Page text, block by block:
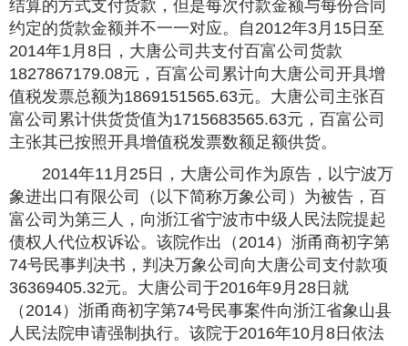
结算的方式支付货款，但是每次付款金额与每份合同
约定的货款金额并不一一对应。自2012年3月15日至
2014年1月8日，大唐公司共支付百富公司货款
1827867179.08元，百富公司累计向大唐公司开具增
值税发票总额为1869151565.63元。大唐公司主张百
富公司累计供货货值为1715683565.63元，百富公司
主张其已按照开具增值税发票数额足额供货。
2014年11月25日，大唐公司作为原告，以宁波万
象进出口有限公司（以下简称万象公司）为被告，百
富公司为第三人，向浙江省宁波市中级人民法院提起
债权人代位权诉讼。该院作出（2014）浙甬商初字第
74号民事判决书，判决万象公司向大唐公司支付款项
36369405.32元。大唐公司于2016年9月28日就
（2014）浙甬商初字第74号民事案件向浙江省象山县
人民法院申请强制执行。该院于2016年10月8日依法